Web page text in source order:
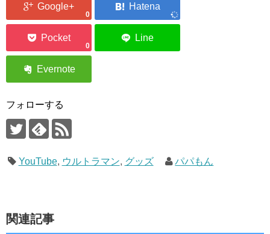
0
0
フォローする
YouTube, ウルトラマン, グッズ パパもん
関連記事